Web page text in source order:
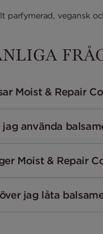
parfymerad, vegansk
Moist & Repair
jag använda
Moist & Repair
jag låta